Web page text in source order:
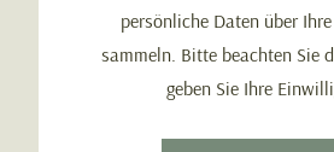
persönliche Daten über
sammeln. Bitte beachten Sie
geben Sie Ihre